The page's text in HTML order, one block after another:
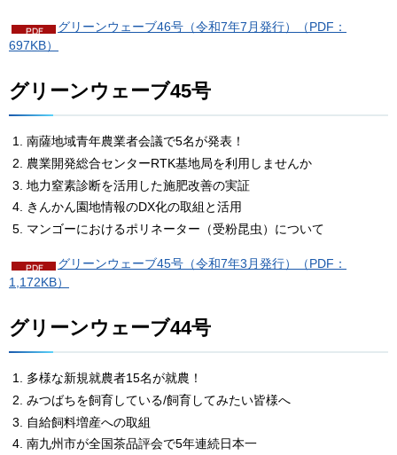
グリーンウェーブ46号（令和7年7月発行）（PDF：
697KB）
グリーンウェーブ45号
南薩地域青年農業者会議で5名が発表！
農業開発総合センターRTK基地局を利用しませんか
地力窒素診断を活用した施肥改善の実証
きんかん園地情報のDX化の取組と活用
マンゴーにおけるポリネーター（受粉昆虫）について
グリーンウェーブ45号（令和7年3月発行）（PDF：
1,172KB）
グリーンウェーブ44号
多様な新規就農者15名が就農！
みつばちを飼育している/飼育してみたい皆様へ
自給飼料増産への取組
南九州市が全国茶品評会で5年連続日本一